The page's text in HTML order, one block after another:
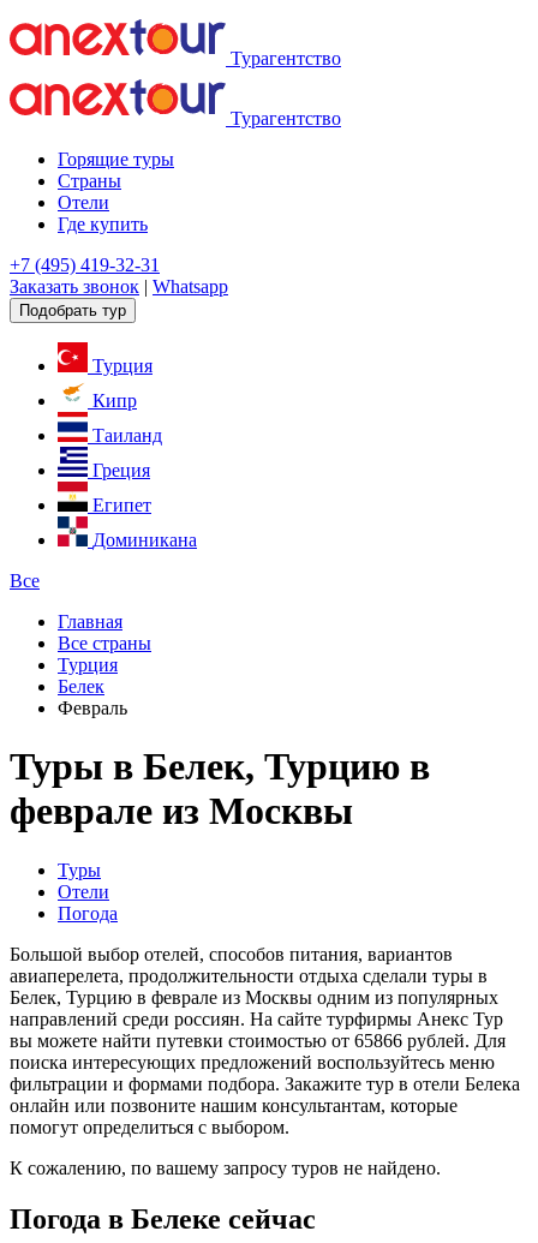
Турагентство
Турагентство
Горящие туры
Страны
Отели
Где купить
+7 (495) 419-32-31
Заказать звонок | Whatsapp
Подобрать тур
Турция
Кипр
Таиланд
Греция
Египет
Доминикана
Все
Главная
Все страны
Турция
Белек
Февраль
Туры в Белек, Турцию в
феврале из Москвы
Туры
Отели
Погода
Большой выбор отелей, способов питания, вариантов
авиаперелета, продолжительности отдыха сделали туры в
Белек, Турцию в феврале из Москвы одним из популярных
направлений среди россиян. На сайте турфирмы Анекс Тур
вы можете найти путевки стоимостью от 65866 рублей. Для
поиска интересующих предложений воспользуйтесь меню
фильтрации и формами подбора. Закажите тур в отели Белека
онлайн или позвоните нашим консультантам, которые
помогут определиться с выбором.
К сожалению, по вашему запросу туров не найдено.
Погода в Белеке сейчас